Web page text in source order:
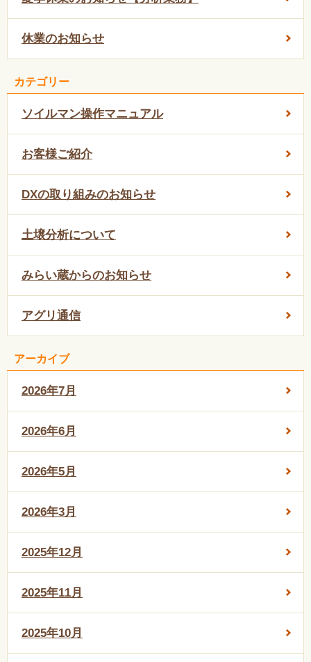
休業のお知らせ
カテゴリー
ソイルマン操作マニュアル
お客様ご紹介
DXの取り組みのお知らせ
土壌分析について
みらい蔵からのお知らせ
アグリ通信
アーカイブ
2026年7月
2026年6月
2026年5月
2026年3月
2025年12月
2025年11月
2025年10月